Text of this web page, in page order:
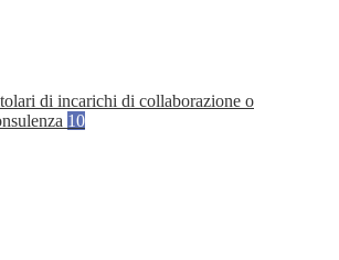
di incarichi di collaborazione o
10